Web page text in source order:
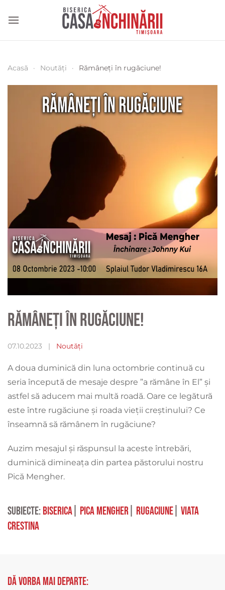
Acasă Noutăți Rămâneți în rugăciune!
Rămâneți în rugăciune!
07.10.2023 | Noutăți
A doua duminică din luna octombrie continuă cu
seria începută de mesaje despre ”a rămâne în El” și
astfel să aducem mai multă roadă. Oare ce legătură
este între rugăciune și roada vieții creștinului? Ce
înseamnă să rămânem în rugăciune?
Auzim mesajul și răspunsul la aceste întrebări,
duminică dimineața din partea păstorului nostru
Pică Mengher.
Subiecte:biserica pica mengher rugaciune viata
crestina
Dă vorba mai departe: